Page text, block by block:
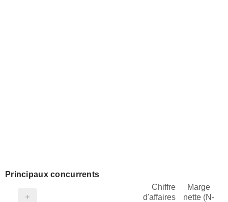
Principaux concurrents
Chiffre
d'affaires
Marge
nette (N-